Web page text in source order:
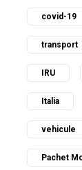
covid-19
transport
IRU
Italia
vehicule
Pachet